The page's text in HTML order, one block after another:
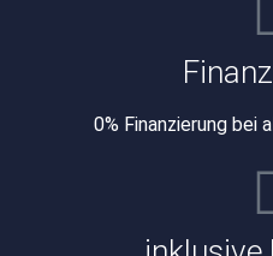
0% Finanzierung bei